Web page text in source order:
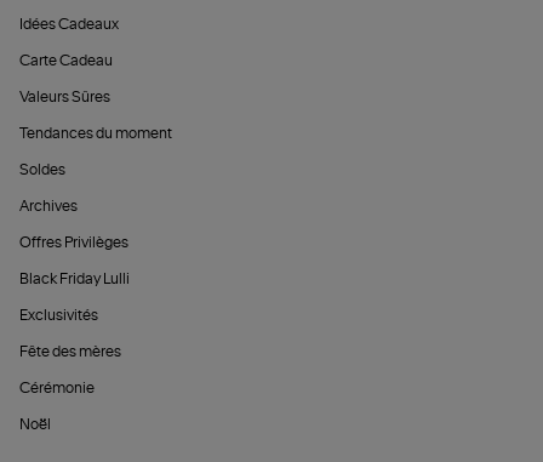
Idées Cadeaux
Carte Cadeau
Valeurs Sûres
Tendances du moment
Soldes
Archives
Offres Privilèges
Black Friday Lulli
Exclusivités
Fête des mères
Cérémonie
Noël